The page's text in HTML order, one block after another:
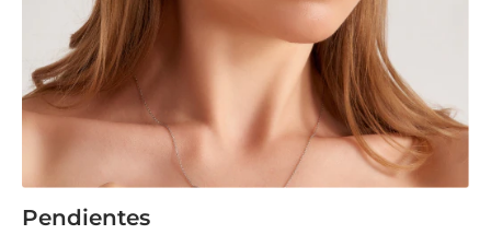
Pendientes